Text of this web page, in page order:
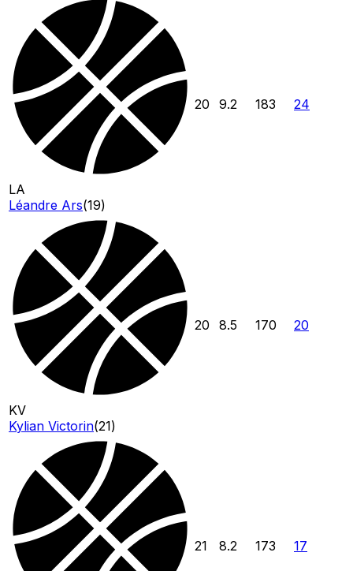
LA
Léandre Ars(19)
20 9.2 183 24
KV
Kylian Victorin(21)
20 8.5 170 20
21 8.2 173 17